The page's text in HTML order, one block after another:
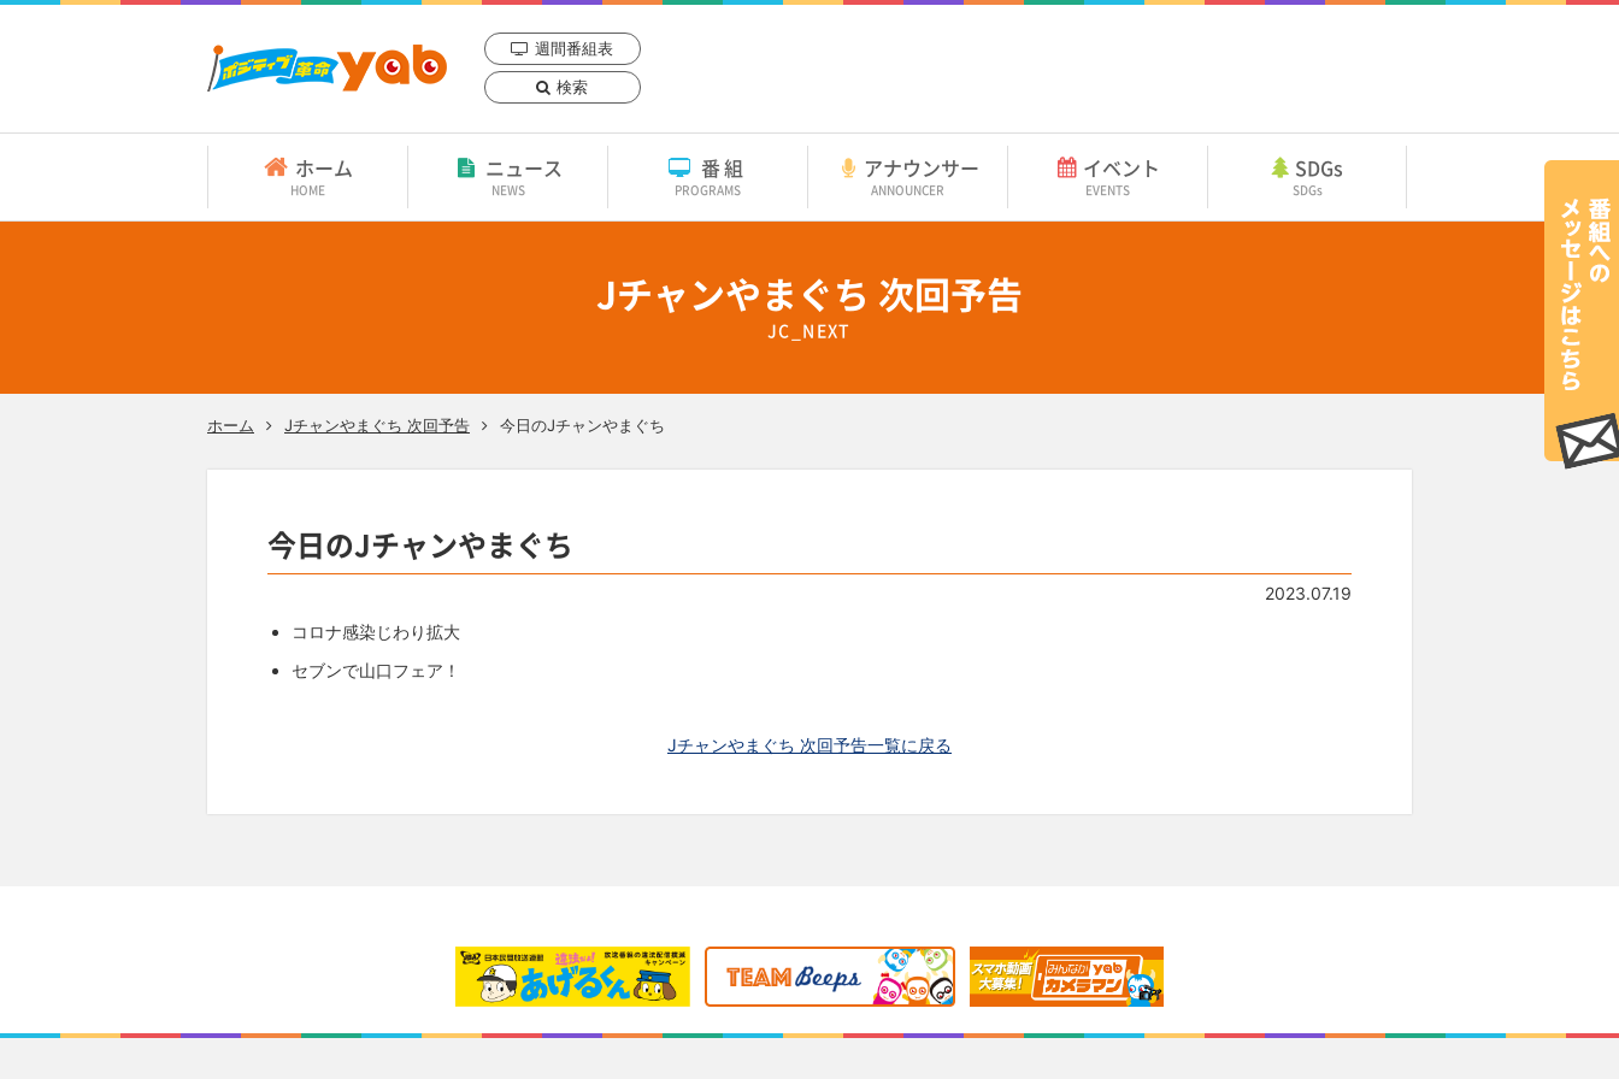
週間番組表
検索
ホーム
HOME
ニュース
NEWS
番組
PROGRAMS
アナウンサー
ANNOUNCER
イベント
EVENTS
SDGs
SDGs
Jチャンやまぐち 次回予告
JC_NEXT
ホーム Jチャンやまぐち 次回予告 今日のJチャンやまぐち
今日のJチャンやまぐち
2023.07.19
コロナ感染じわり拡大
セブンで山口フェア！
Jチャンやまぐち 次回予告一覧に戻る